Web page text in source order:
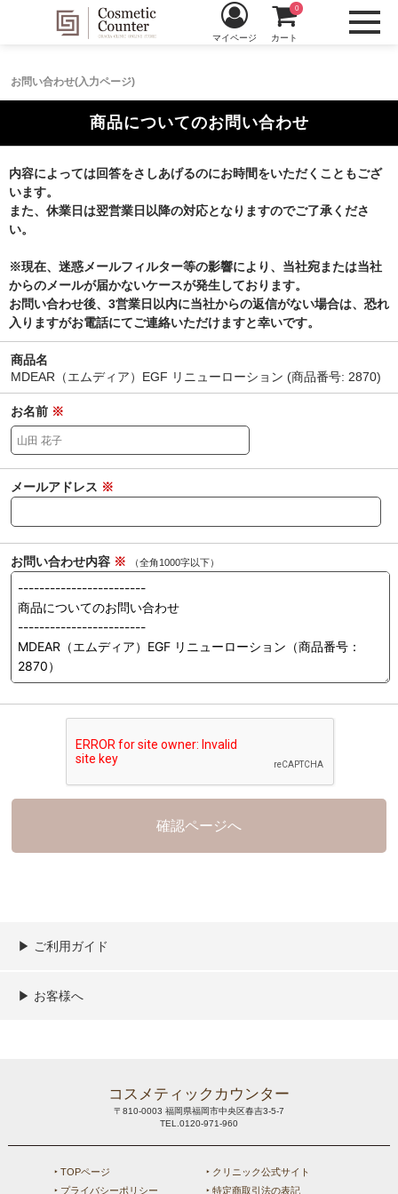
お問い合わせ(入力ページ)
マイページ カート
0
商品についてのお問い合わせ
内容によっては回答をさしあげるのにお時間をいただくこともござ
います。
また、休業日は翌営業日以降の対応となりますのでご了承くださ
い。
※現在、迷惑メールフィルター等の影響により、当社宛または当社
からのメールが届かないケースが発生しております。
お問い合わせ後、3営業日以内に当社からの返信がない場合は、恐れ
入りますがお電話にてご連絡いただけますと幸いです。
商品名
MDEAR（エムディア）EGF リニューローション (商品番号: 2870)
お名前 ※
メールアドレス ※
お問い合わせ内容 ※ （全角1000字以下）
▶︎ ご利用ガイド
ご利用ガイド
決済／配送／送料について
取り扱い商品一覧
顧客情報の取扱について
特定商取引法の表記
▶︎ お客様へ
コスメティックカウンター
〒810-0003 福岡県福岡市中央区春吉3-5-7
TEL.0120-971-960
‣ TOPページ
‣ クリニック公式サイト
‣ プライバシーポリシー
‣ 特定商取引法の表記